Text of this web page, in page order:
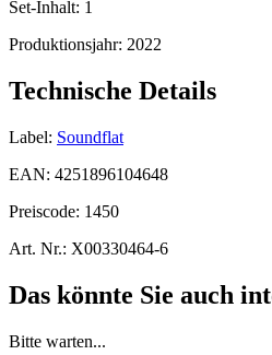
Set-Inhalt: 1
Produktionsjahr: 2022
Technische Details
Label: Soundflat
EAN: 4251896104648
Preiscode: 1450
Art. Nr.: X00330464-6
Das könnte Sie auch
Bitte warten...